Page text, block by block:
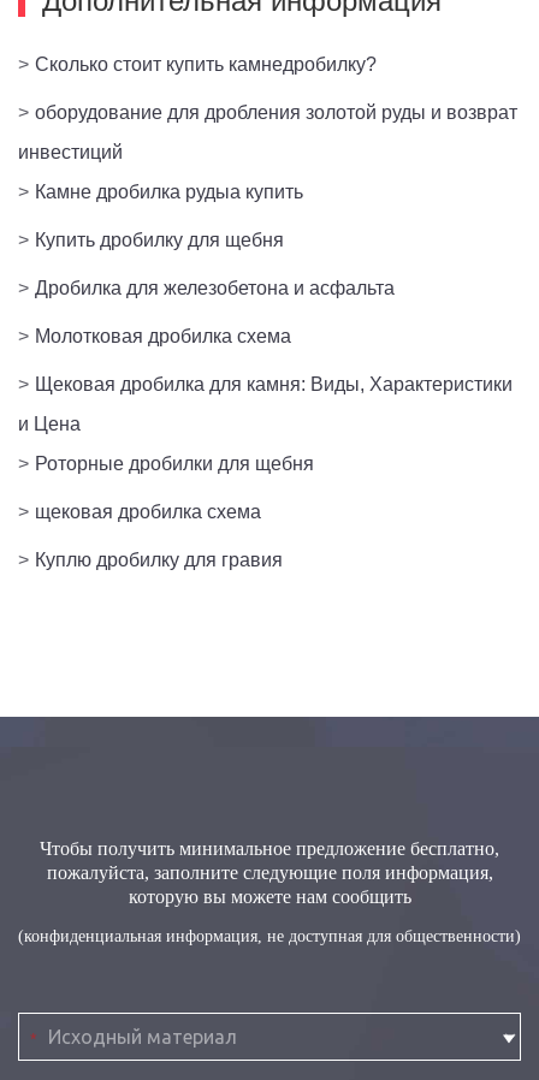
> Сколько стоит купить камнедробилку?
> оборудование для дробления золотой руды и возврат
инвестиций
> Камне дробилка рудыа купить
> Купить дробилку для щебня
> Дробилка для железобетона и асфальта
> Молотковая дробилка схема
> Щековая дробилка для камня: Виды, Характеристики
и Цена
> Роторные дробилки для щебня
> щековая дробилка схема
> Куплю дробилку для гравия
Чтобы получить минимальное предложение бесплатно,
пожалуйста, заполните следующие поля информация,
которую вы можете нам сообщить
(конфиденциальная информация, не доступная для общественности)
*